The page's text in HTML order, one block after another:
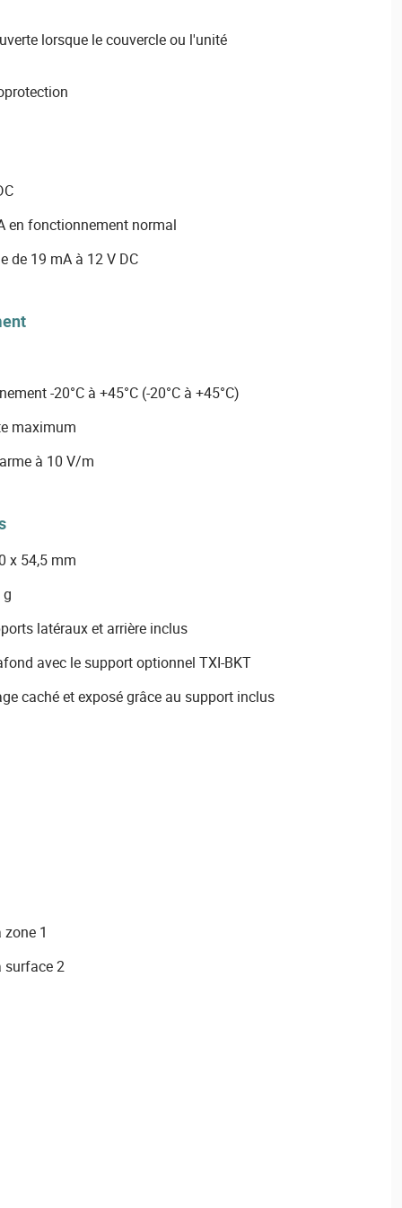
lorsque le couvercle ou l'unité
en fonctionnement normal
de 19 mA à 12 V DC
-20°C à +45°C (-20°C à +45°C)
maximum
à 10 V/m
x 54,5 mm
latéraux et arrière inclus
avec le support optionnel TXI-BKT
caché et exposé grâce au support inclus
1
surface 2